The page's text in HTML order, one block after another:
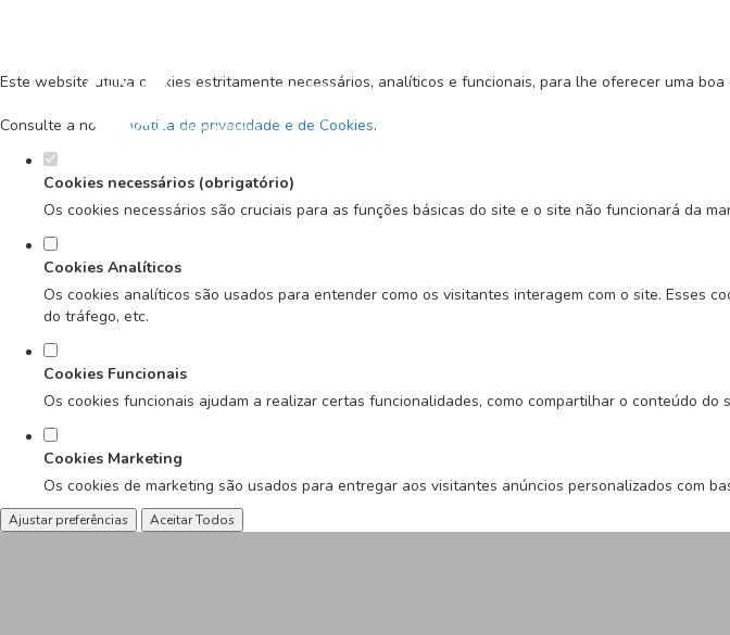
Este website utiliza cookies estritamente necessários, analíticos e funcionais, para lhe oferecer uma
Consulte a nossa política de privacidade e de Cookies.
Cookies necessários (obrigatório)
Os cookies necessários são cruciais para as funções básicas do site e o site não funcionará da
Cookies Analíticos
Os cookies analíticos são usados para entender como os visitantes interagem com o site. Esses
do tráfego, etc.
Cookies Funcionais
Os cookies funcionais ajudam a realizar certas funcionalidades, como compartilhar o conteúdo
Cookies Marketing
Os cookies de marketing são usados para entregar aos visitantes anúncios personalizados com
Ajustar preferências Aceitar Todos